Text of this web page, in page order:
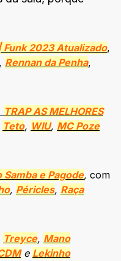
Funk 2023 Atualizado,
Rennan da Penha,
TRAP AS MELHORES
Teto, WIU, MC Poze
e Pagode, com
, Péricles, Raça
Treyce, Mano
e Lekinho